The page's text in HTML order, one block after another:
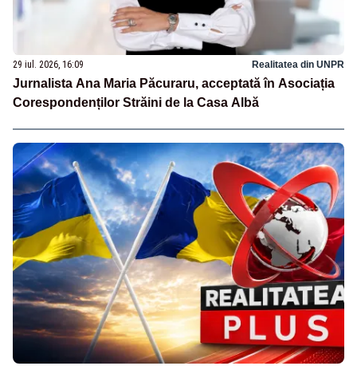
29 iul. 2026, 16:09 Realitatea din UNPR
Jurnalista Ana Maria Păcuraru, acceptată în Asociația
Corespondenților Străini de la Casa Albă